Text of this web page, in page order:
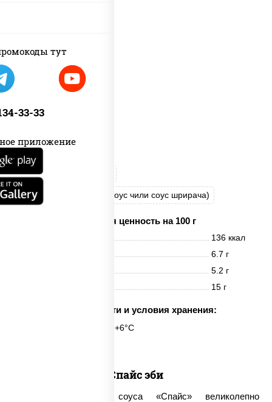
тут
33-33
приложение
рис
соус "Спайс" (майонез соус чили соус шрирача)
Пищевая ценность на 100 г
136 ккал
6.7 г
5.2 г
15 г
Срок годности и условия хранения:
6 часов при t° от +2°C до +6°C
Спайс эби
Жгуче-острый вкус соуса «Спайс» великолепно